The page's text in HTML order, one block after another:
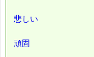
悲しい
頑固